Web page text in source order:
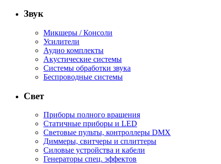
Звук
Микшеры / Консоли
Усилители
Аудио комплекты
Акустические системы
Системы обработки звука
Беспроводные системы
Свет
Приборы полного вращения
Статичные приборы и LED
Световые пульты, контроллеры DMX
Диммеры, свитчеры и сплиттеры
Силовые устройства и кабели
Генераторы спец. эффектов